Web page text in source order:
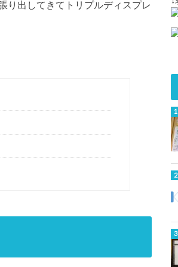
り出してきてトリプルディスプレ